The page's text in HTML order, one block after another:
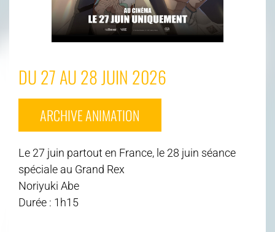
DU 27 AU 28 JUIN 2026
ARCHIVE ANIMATION
Le 27 juin partout en France, le 28 juin séance
spéciale au Grand Rex
Noriyuki Abe
Durée : 1h15